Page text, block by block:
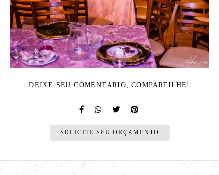
DEIXE SEU COMENTÁRIO, COMPARTILHE!
SOLICITE SEU ORÇAMENTO